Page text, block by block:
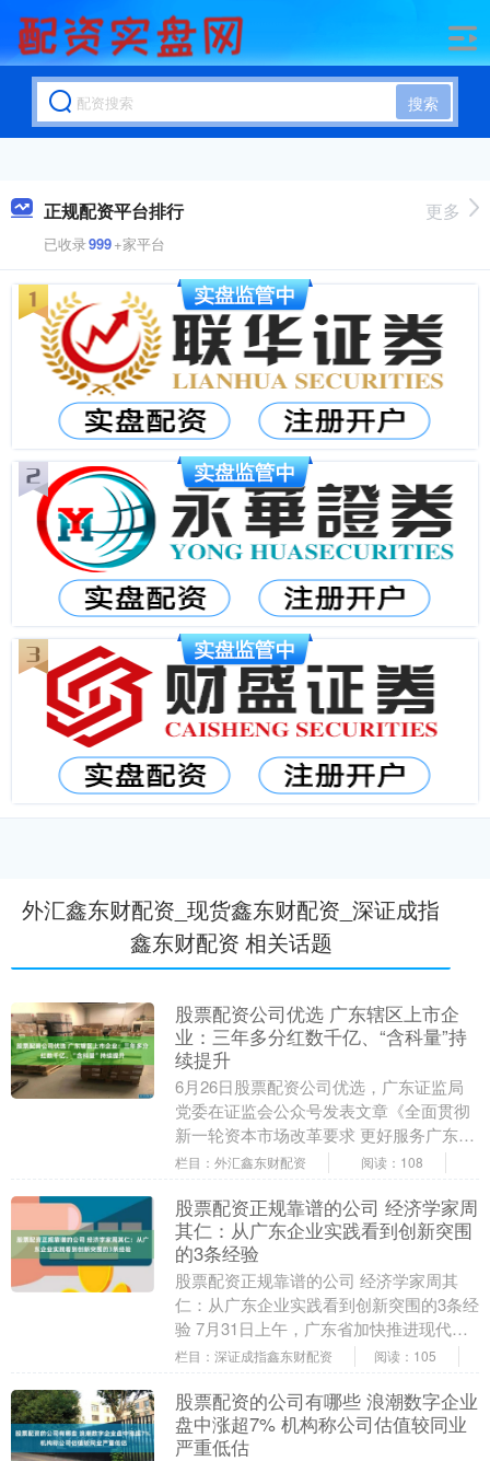
搜索
正规配资平台排行
已收录999+家平台
更多
外汇鑫东财配资_现货鑫东财配资_深证成指
鑫东财配资 相关话题
股票配资公司优选 广东辖区上市企
业：三年多分红数千亿、“含科量”持
续提升
6月26日股票配资公司优选，广东证监局
党委在证监会公众号发表文章《全面贯彻
新一轮资本市场改革要求 更好服务广东在
中国式现代化建设中走在前列》。 数据显
栏目：外汇鑫东财配资 阅读：108
股票配资正规靠谱的公司 经济学家周
其仁：从广东企业实践看到创新突围
的3条经验
股票配资正规靠谱的公司 经济学家周其
仁：从广东企业实践看到创新突围的3条经
验 7月31日上午，广东省加快推进现代化
产业体系建设专题会议（传统产业“三化”
栏目：深证成指鑫东财配资 阅读：105
股票配资的公司有哪些 浪潮数字企业
盘中涨超7% 机构称公司估值较同业
严重低估